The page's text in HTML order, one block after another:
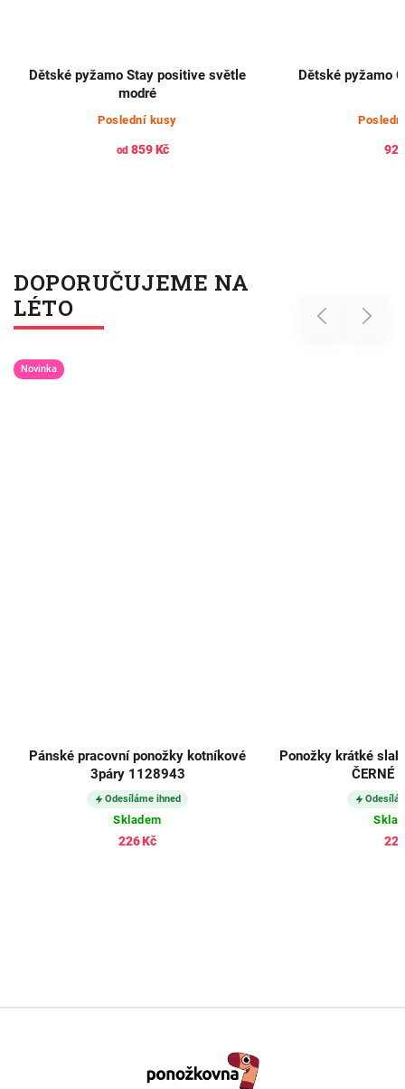
Dětské pyžamo Stay positive světle
modré
Poslední kusy
od 859 Kč
Dětské pyžamo
DOPORUČUJEME NA
LÉTO
Previous
Novinka
Pánské pracovní ponožky kotníkové
3páry 1128943
Odesíláme ihned
Skladem
226 Kč
Ponožky krátké
ČERNÉ
Next